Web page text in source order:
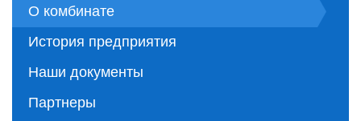
О комбинате
История предприятия
Наши документы
Партнеры